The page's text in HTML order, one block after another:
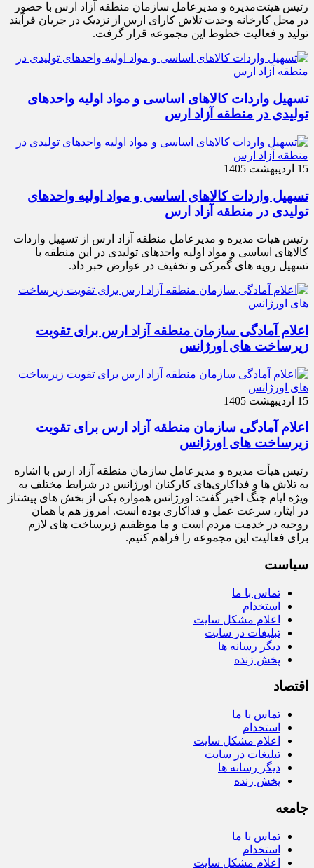
رئیس هیئت‌مدیره و مدیرعامل سازمان منطقه آزاد ارس با حضور
در محل کارخانه وحدت تلاش کارای ارس از نزدیک در جریان فرآیند
تولید و فعالیت خطوط این مجموعه قرار گرفت.
تسهیل واردات کالاهای اساسی و مواد اولیه واحدهای
تولیدی در منطقه آزاد ارس
15 اردیبهشت 1405
تسهیل واردات کالاهای اساسی و مواد اولیه واحدهای
تولیدی در منطقه آزاد ارس
رئیس هیات مدیره و مدیرعامل منطقه آزاد ارس از تسهیل واردات
کالاهای اساسی و مواد اولیه واحدهای تولیدی در این منطقه با
تسهیل رویه های گمرکی و تخفیف در عوارض خبر داد.
اعلام آمادگی سازمان منطقه آزاد ارس برای تقویت
زیرساخت‌ های اورژانس
15 اردیبهشت 1405
اعلام آمادگی سازمان منطقه آزاد ارس برای تقویت
زیرساخت‌ های اورژانس
رئیس هیأت‌ مدیره و مدیرعامل سازمان منطقه آزاد ارس با اشاره
به تلاش‌ ها و فداکاری‌های کارکنان اورژانس در شرایط مختلف به‌
ویژه ایام جنگ اخیر گفت: اورژانس همواره یکی از بخش‌ های پیشتاز
در ایثار، سرعت‌ عمل و فداکاری بوده است. امروز هم با همان
روحیه در خدمت مردم است و ما موظفیم زیرساخت‌ های لازم
برای فعالیت این مجموعه را فراهم کنیم.
سیاست
تماس با ما
استخدام
اعلام مشکل سایت
تبلیغات در سایت
دیگر رسانه ها
پخش زنده
اقتصاد
تماس با ما
استخدام
اعلام مشکل سایت
تبلیغات در سایت
دیگر رسانه ها
پخش زنده
جامعه
تماس با ما
استخدام
اعلام مشکل سایت